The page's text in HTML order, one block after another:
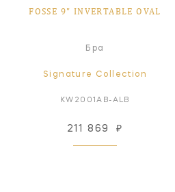
FOSSE 9" INVERTABLE OVAL
Бра
Signature Collection
KW2001AB-ALB
211 869 ₽